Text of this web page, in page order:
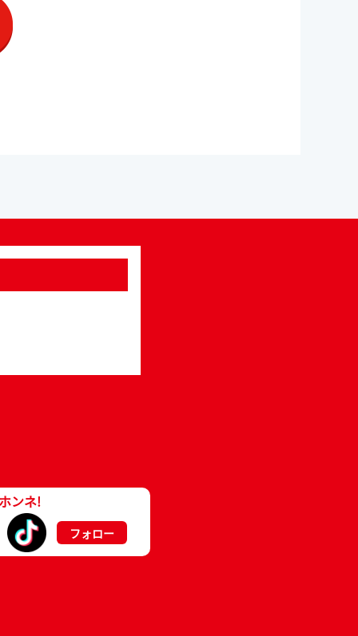
ンネ!
フォロー